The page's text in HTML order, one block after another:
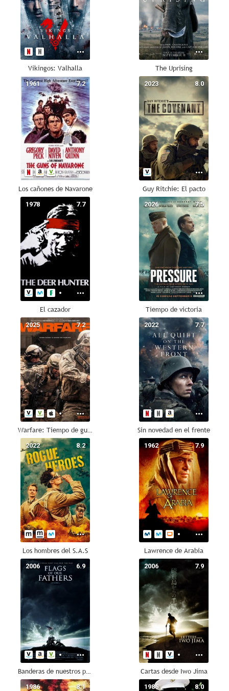
Vikingos: Valhalla The Uprising
7.2
1961
Los cañones de Navarone
8.0
2023
Guy Ritchie: El pacto
7.7
1978
El cazador
7.5
2026
Tiempo de victoria
7.2
2025
Warfare: Tiempo de guerra
7.7
2022
Sin novedad en el frente
8.2
2022
Los hombres del S.A.S
7.9
1962
Lawrence de Arabia
6.9
2006
Banderas de nuestros padres
7.9
2006
Cartas desde Iwo Jima
8.1
1986 8.0
1986